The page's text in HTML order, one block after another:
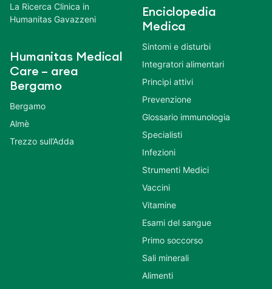
La Ricerca Clinica in
Humanitas Gavazzeni
Humanitas Medical
Care – area
Bergamo
Bergamo
Almè
Trezzo sull’Adda
Enciclopedia
Medica
Sintomi e disturbi
Integratori alimentari
Principi attivi
Prevenzione
Glossario immunologia
Specialisti
Infezioni
Strumenti Medici
Vaccini
Vitamine
Esami del sangue
Primo soccorso
Sali minerali
Alimenti